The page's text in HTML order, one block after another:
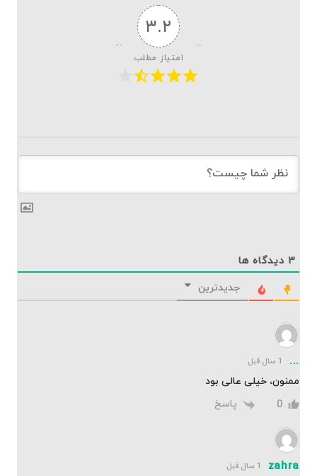
۳.۲
امتیاز مطلب
۳ دیدگاه ها
جدیدترین
... 1 سال قبل
ممنون، خیلی عالی بود
0
پاسخ
zahra 1 سال قبل